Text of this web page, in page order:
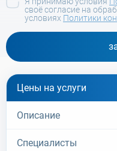
своё согласие на
условиях Политики
Цены на услуги
Описание
Специалисты